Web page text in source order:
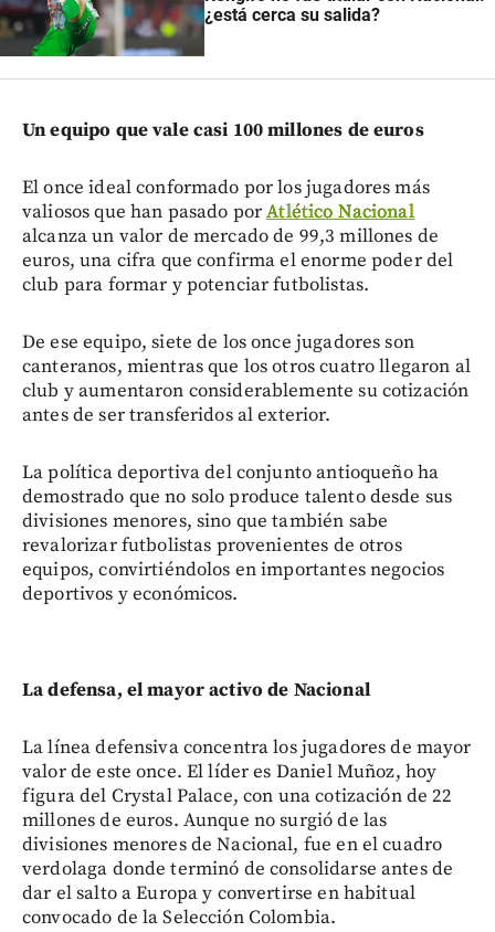
¿está cerca su salida?
Un equipo que vale casi 100 millones de euros
El once ideal conformado por los jugadores más
valiosos que han pasado porAtlético Nacional
alcanza un valor de mercado de 99,3 millones de
euros, una cifra que confirma el enorme poder del
club para formar y potenciar futbolistas.
De ese equipo, siete de los once jugadores son
canteranos, mientras que los otros cuatro llegaron al
club y aumentaron considerablemente su cotización
antes de ser transferidos al exterior.
La política deportiva del conjunto antioqueño ha
demostrado que no solo produce talento desde sus
divisiones menores, sino que también sabe
revalorizar futbolistas provenientes de otros
equipos, convirtiéndolos en importantes negocios
deportivos y económicos.
La defensa, el mayor activo de Nacional
La línea defensiva concentra los jugadores de mayor
valor de este once. El líder es Daniel Muñoz, hoy
figura del Crystal Palace, con una cotización de 22
millones de euros. Aunque no surgió de las
divisiones menores de Nacional, fue en el cuadro
verdolaga donde terminó de consolidarse antes de
dar el salto a Europa y convertirse en habitual
convocado de la Selección Colombia.